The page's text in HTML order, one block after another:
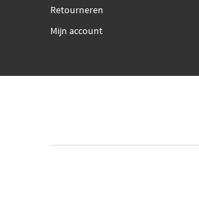
Retourneren
Mijn account